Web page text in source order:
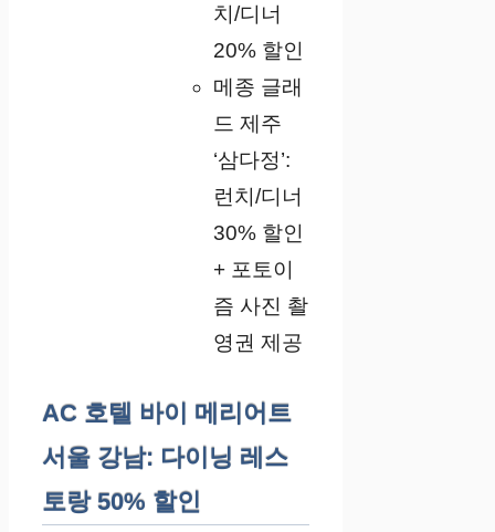
치/디너
20% 할인
메종 글래
드 제주
‘삼다정’:
런치/디너
30% 할인
+ 포토이
즘 사진 촬
영권 제공
AC 호텔 바이 메리어트
서울 강남: 다이닝 레스
토랑 50% 할인